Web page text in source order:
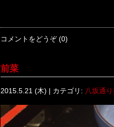
コメントをどうぞ (0)
前菜
2015.5.21 (木) | カテゴリ: 八坂通